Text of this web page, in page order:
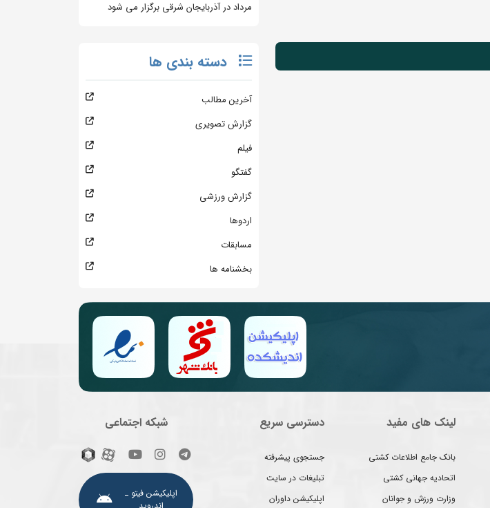
مرداد در آذربایجان شرقی برگزار می شود
دسته بندی ها
آخرین مطالب
گزارش تصویری
فیلم
گفتگو
گزارش ورزشی
اردوها
مسابقات
بخشنامه ها
لینک های مفید
بانک جامع اطلاعات کشتی
اتحادیه جهانی کشتی
وزارت ورزش و جوانان
دسترسی سریع
جستجوی پیشرفته
تبلیغات در سایت
اپلیکیشن داوران
شبکه اجتماعی
اپلیکیشن فیتو ـ